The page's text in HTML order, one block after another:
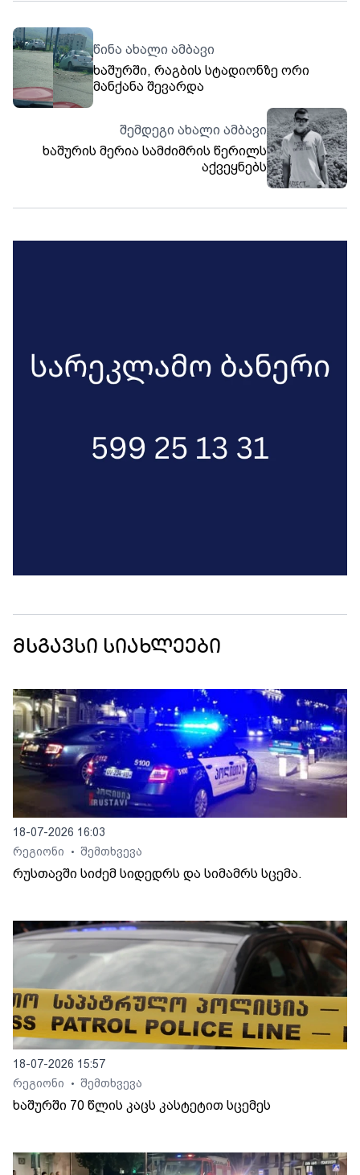
წინა ახალი ამბავი
ხაშურში, რაგბის სტადიონზე ორი
მანქანა შევარდა
შემდეგი ახალი ამბავი
ხაშურის მერია სამძიმრის წერილს
აქვეყნებს
მსგავსი სიახლეები
18-07-2026 16:03
რეგიონი
• შემთხვევა
რუსთავში სიძემ სიდედრს და სიმამრს სცემა.
18-07-2026 15:57
რეგიონი
• შემთხვევა
ხაშურში 70 წლის კაცს კასტეტით სცემეს